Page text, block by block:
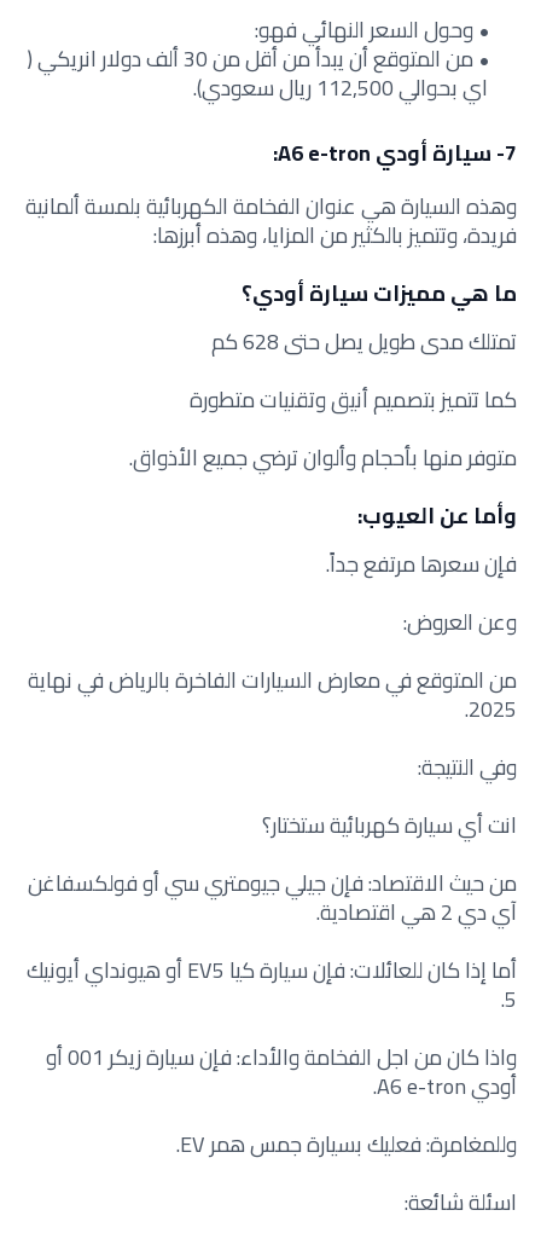
وحول السعر النهائي فهو:
من المتوقع أن يبدأ من أقل من 30 ألف دولار انريكي (
اي بحوالي 112,500 ريال سعودي).
7- سيارة أودي A6 e-tron:
وهذه السيارة هي عنوان الفخامة الكهربائية بلمسة ألمانية
فريدة، وتتميز بالكثير من المزايا، وهذه أبرزها:
ما هي مميزات سيارة أودي؟
تمتلك مدى طويل يصل حتى 628 كم
كما تتميز بتصميم أنيق وتقنيات متطورة
متوفر منها بأحجام وألوان ترضي جميع الأذواق.
وأما عن العيوب:
فإن سعرها مرتفع جداً.
وعن العروض:
من المتوقع في معارض السيارات الفاخرة بالرياض في نهاية
2025.
وفي النتيجة:
انت أي سيارة كهربائية ستختار؟
من حيث الاقتصاد: فإن جيلي جيومتري سي أو فولكسفاغن
آي دي 2 هي اقتصادية.
أما إذا كان للعائلات: فإن سيارة كيا EV5 أو هيونداي أيونيك
5.
واذا كان من اجل الفخامة والأداء: فإن سيارة زيكر 001 أو
أودي A6 e-tron.
وللمغامرة: فعليك بسيارة جمس همر EV.
اسئلة شائعة: